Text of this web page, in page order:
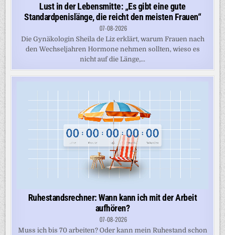
Lust in der Lebensmitte: „Es gibt eine gute
Standardpenislänge, die reicht den meisten Frauen“
07-08-2026
Die Gynäkologin Sheila de Liz erklärt, warum Frauen nach
den Wechseljahren Hormone nehmen sollten, wieso es
nicht auf die Länge,...
Ruhestandsrechner: Wann kann ich mit der Arbeit
aufhören?
07-08-2026
Muss ich bis 70 arbeiten? Oder kann mein Ruhestand schon